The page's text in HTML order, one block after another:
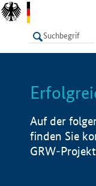
LISTE
Auf der
finden Sie
GRW-